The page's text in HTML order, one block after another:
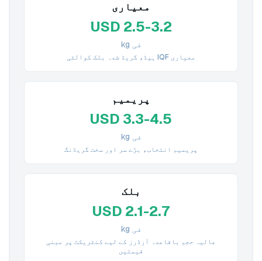
معیاری
USD 2.5-3.2
فی kg
معیاری IQF ہیڈ، گریڈ شدہ بلک کوالٹی
پریمیم
USD 3.3-4.5
فی kg
پریمیم انتخاب، بڑے سر اور سخت گریڈنگ
بلک
USD 2.1-2.7
فی kg
عالیہ حجم باقاعدہ آرڈرز کے لیے کنٹریکٹ پر مبنی
قیمتیں